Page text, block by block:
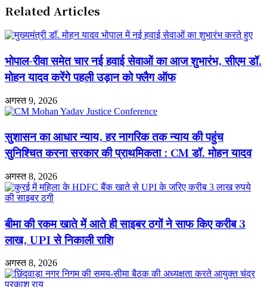
पलटी,
4
घायल
को
रफ्तार,
GM
का
दौरा
और
मंथन
Related Articles
भोपाल-रीवा समेत चार नई हवाई सेवाओं का आज शुभारंभ, सीएम डॉ.
मोहन यादव करेंगे पहली उड़ान को फ्लैग ऑफ
अगस्त 9, 2026
सुशासन का आधार न्याय, हर नागरिक तक न्याय की पहुंच
सुनिश्चित करना सरकार की प्राथमिकता : CM डॉ. मोहन यादव
अगस्त 8, 2026
बीमा की रकम खाते में आते ही साइबर ठगों ने साफ किए करीब 3
लाख, UPI से निकाली राशि
अगस्त 8, 2026